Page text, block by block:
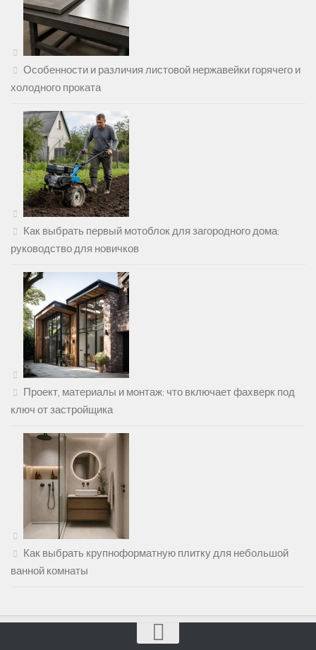
Особенности и различия листовой нержавейки горячего и
холодного проката
Как выбрать первый мотоблок для загородного дома:
руководство для новичков
Проект, материалы и монтаж: что включает фахверк под
ключ от застройщика
Как выбрать крупноформатную плитку для небольшой
ванной комнаты